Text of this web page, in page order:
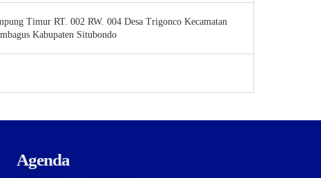
Timur RT. 002 RW. 004 Desa Trigonco Kecamatan
Kabupaten Situbondo
Agenda